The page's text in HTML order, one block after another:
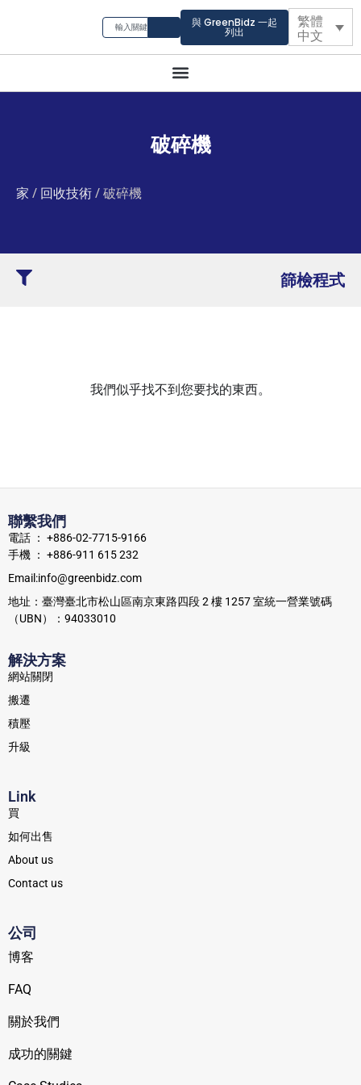
與 GreenBidz 一起
列出
繁體
中文
破碎機
家 / 回收技術/ 破碎機
篩檢程式
我們似乎找不到您要找的東西。
解決方案
網站關閉
搬遷
積壓
升級
Link
買
如何出售
About us
Contact us
公司
博客
FAQ
關於我們
成功的關鍵
聯繫我們
電話 ： +886-02-7715-9166
手機 ： +886-911 615 232
Email:info@greenbidz.com
地址：臺灣臺北市松山區南京東路四段 2 樓 1257 室統一營業號碼
（UBN）：94033010